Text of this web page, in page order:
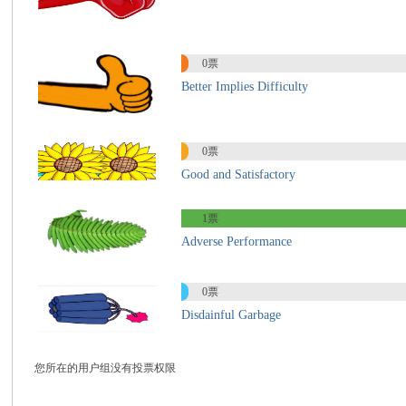
0票
Better Implies Difficulty
0票
Good and Satisfactory
1票
Adverse Performance
0票
Disdainful Garbage
您所在的用户组没有投票权限